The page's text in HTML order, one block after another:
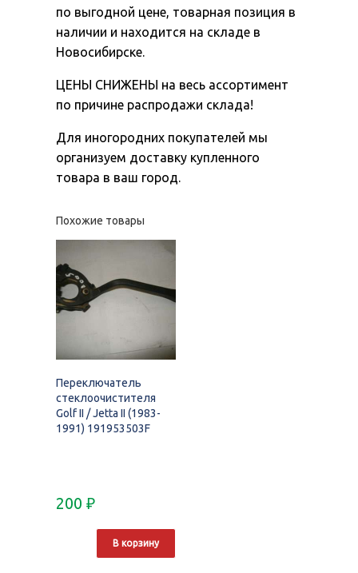
по выгодной цене, товарная позиция в
наличии и находится на складе в
Новосибирске.
ЦЕНЫ СНИЖЕНЫ на весь ассортимент
по причине распродажи склада!
Для иногородних покупателей мы
организуем доставку купленного
товара в ваш город.
Похожие товары
Переключатель
стеклоочистителя
Golf II / Jetta II (1983-
1991) 191953503F
200 ₽
В корзину